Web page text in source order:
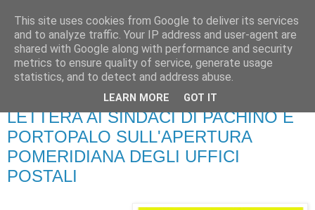
Pippo Bufardeci
La politica a Siracusa e dintorni
mercoledì 21 aprile 2010
LETTERA AI SINDACI DI PACHINO E
PORTOPALO SULL'APERTURA
POMERIDIANA DEGLI UFFICI
POSTALI
This site uses cookies from Google to deliver its services
and to analyze traffic. Your IP address and user-agent are
shared with Google along with performance and security
metrics to ensure quality of service, generate usage
statistics, and to detect and address abuse.
LEARN MORE GOT IT